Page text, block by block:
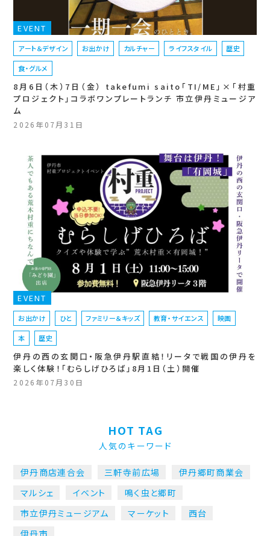
EVENT
アート＆デザイン お出かけ カルチャー ライフスタイル 歴史
食・グルメ
8月6日（木）7日（金） takefumi saito「TI/ME」×「村重
プロジェクト」コラボワンプレートランチ 市立伊丹ミュージア
ム
2026年07月31日
EVENT
お出かけ ひと ファミリー＆キッズ 教育・サイエンス 映画
本 歴史
伊丹の西の玄関口・阪急伊丹駅直結！リータで戦国の伊丹を
楽しく体験！「むらしげひろば」8月1日（土）開催
2026年07月30日
HOT TAG
人気のキーワード
伊丹商店連合会 三軒寺前広場
伊丹郷町商業会
マルシェ
イベント
鳴く虫と郷町
市立伊丹ミュージアム
マーケット
西台
伊丹市